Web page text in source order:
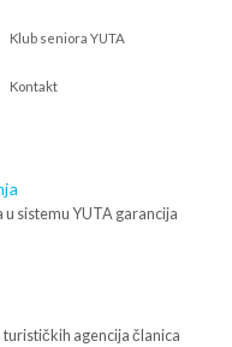
Klub seniora YUTA
Kontakt
u sistemu YUTA garancija
agencija članica